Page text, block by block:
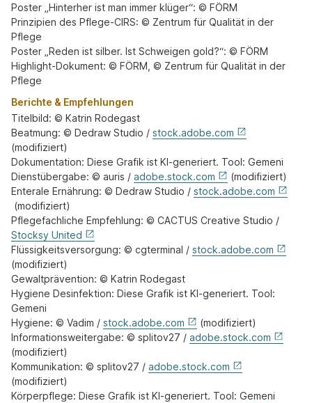
Poster „Hinterher ist man immer klüger“: © FÖRM
Prinzipien des Pflege-CIRS: © Zentrum für Qualität in der
Pflege
Poster „Reden ist silber. Ist Schweigen gold?“: © FÖRM
Highlight-Dokument: © FÖRM, © Zentrum für Qualität in der
Pflege
Berichte & Empfehlungen
Titelbild: © Katrin Rodegast
Beatmung: © Dedraw Studio / stock.adobe.com
(modifiziert)
Dokumentation: Diese Grafik ist KI-generiert. Tool: Gemeni
Dienstübergabe: © auris / adobe.stock.com
(modifiziert)
Enterale Ernährung: © Dedraw Studio / stock.adobe.com
(modifiziert)
Pflegefachliche Empfehlung: © CACTUS Creative Studio /
Stocksy United
Flüssigkeitsversorgung: © cgterminal / stock.adobe.com
(modifiziert)
Gewaltprävention: © Katrin Rodegast
Hygiene Desinfektion: Diese Grafik ist KI-generiert. Tool:
Gemeni
Hygiene: © Vadim / stock.adobe.com
(modifiziert)
Informationsweitergabe: © splitov27 / adobe.stock.com
(modifiziert)
Kommunikation: © splitov27 / adobe.stock.com
(modifiziert)
Körperpflege: Diese Grafik ist KI-generiert. Tool: Gemeni